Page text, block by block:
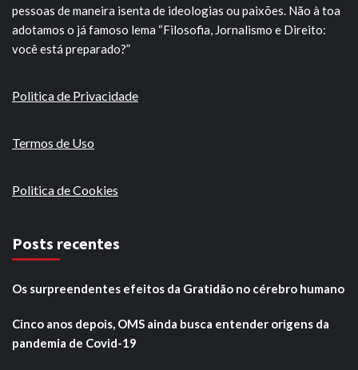
pessoas de maneira isenta de ideologias ou paixões. Não à toa
adotamos o já famoso lema “Filosofia, Jornalismo e Direito:
você está preparado?”
Politica de Privacidade
Termos de Uso
Politica de Cookies
Posts recentes
Os surpreendentes efeitos da Gratidão no cérebro humano
Cinco anos depois, OMS ainda busca entender origens da
pandemia de Covid-19